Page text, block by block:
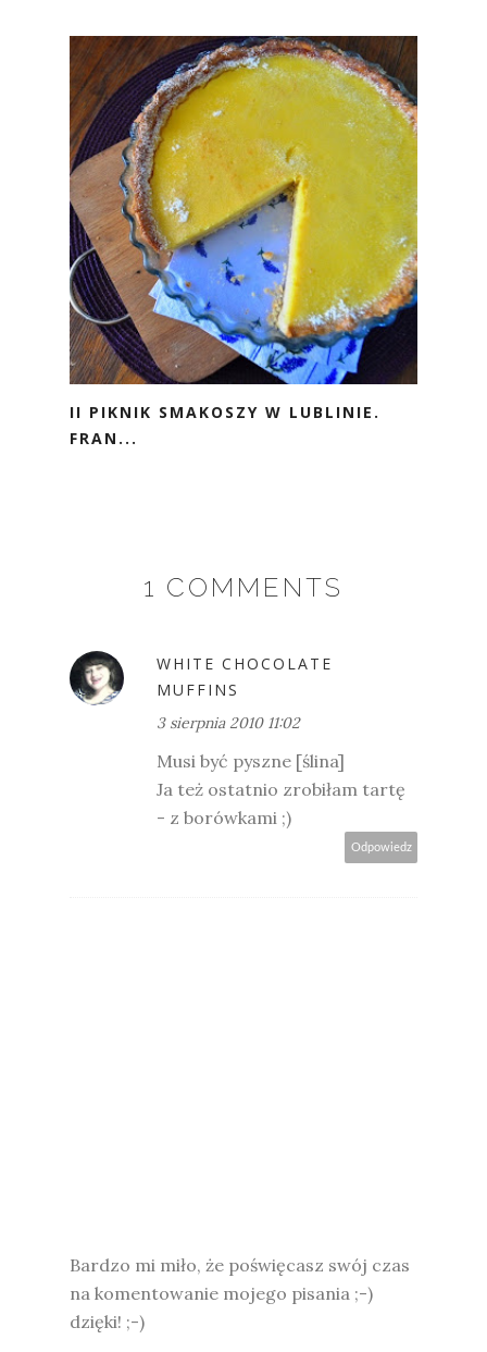
II PIKNIK SMAKOSZY W LUBLINIE.
FRAN...
1 COMMENTS
WHITE CHOCOLATE
MUFFINS
3 sierpnia 2010 11:02
Musi być pyszne [ślina]
Ja też ostatnio zrobiłam tartę
- z borówkami ;)
Odpowiedz
Bardzo mi miło, że poświęcasz swój czas
na komentowanie mojego pisania ;-)
dzięki! ;-)